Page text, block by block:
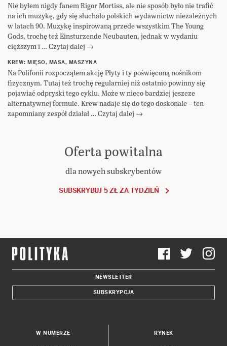
Nie byłem nigdy fanem Rigor Mortiss, ale nie sposób było nie trafić
na ich muzykę, gdy się słuchało polskich wydawnictw niezależnych
w latach 90. Muzykę inspirowaną przede wszystkim The Young
Gods, trochę też Einsturzende Neubauten, jednak w wydaniu
cięższym i … Czytaj dalej →
KREW: MIĘSO, MASA, MASZYNA
Na Polifonii rozpocząłem akcję Płyty i ty poświęconą nośnikom
fizycznym. Tutaj też trochę regularniej niż ostatnio powinny się
pojawiać odpryski tego cyklu. Może w nieco bardziej jeszcze
alternatywnej formule. Krew nadaje się do tego doskonale – ten
zapomniany zespół działał … Czytaj dalej →
Oferta powitalna
dla nowych subskrybentów
SUBSKRYBUJ 5 ZŁ ZA TYDZIEŃ
NEWSLETTER
SUBSKRYPCJA
W NUMERZE RYNEK